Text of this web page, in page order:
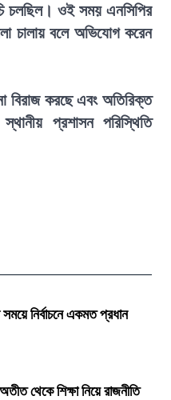
চলছিল। ওই সময় এনসিপির
চালায় বলে অভিযোগ করেন
বিরাজ করছে এবং অতিরিক্ত
প্রশাসন পরিস্থিতি
সময়ে নির্বাচনে একমত প্রধান
থেকে শিক্ষা নিয়ে রাজনীতি